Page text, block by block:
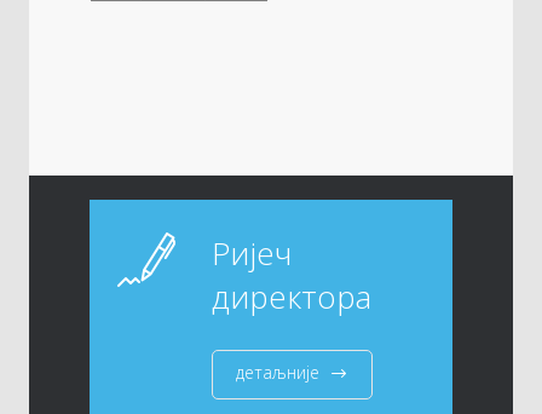
Ријеч
директора
детаљније